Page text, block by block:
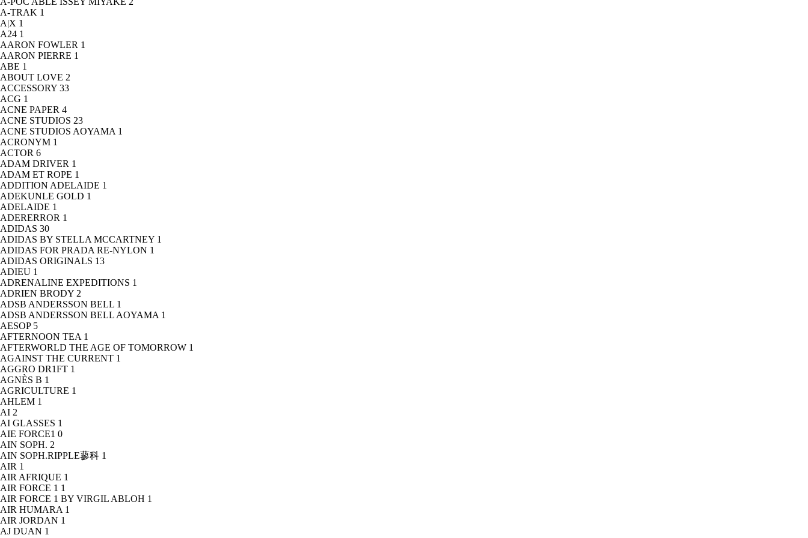
A-TRAK 1
A|X 1
A24 1
AARON FOWLER 1
AARON PIERRE 1
ABE 1
ABOUT LOVE 2
ACCESSORY 33
ACG 1
ACNE PAPER 4
ACNE STUDIOS 23
ACNE STUDIOS AOYAMA 1
ACRONYM 1
ACTOR 6
ADAM DRIVER 1
ADAM ET ROPE 1
ADDITION ADELAIDE 1
ADEKUNLE GOLD 1
ADELAIDE 1
ADERERROR 1
ADIDAS 30
ADIDAS BY STELLA MCCARTNEY 1
ADIDAS FOR PRADA RE-NYLON 1
ADIDAS ORIGINALS 13
ADIEU 1
ADRENALINE EXPEDITIONS 1
ADRIEN BRODY 2
ADSB ANDERSSON BELL 1
ADSB ANDERSSON BELL AOYAMA 1
AESOP 5
AFTERNOON TEA 1
AFTERWORLD THE AGE OF TOMORROW 1
AGAINST THE CURRENT 1
AGGRO DR1FT 1
AGNÈS B 1
AGRICULTURE 1
AHLEM 1
AI 2
AI GLASSES 1
AIE FORCE1 0
AIN SOPH. 2
AIN SOPH.RIPPLE蓼科 1
AIR 1
AIR AFRIQUE 1
AIR FORCE 1 1
AIR FORCE 1 BY VIRGIL ABLOH 1
AIR HUMARA 1
AIR JORDAN 1
AJ DUAN 1